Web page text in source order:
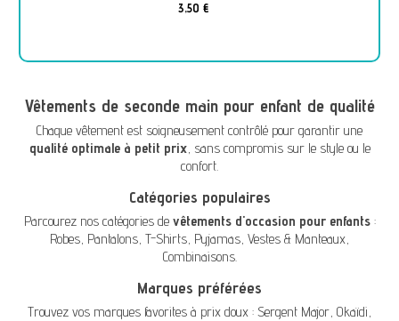
3,50 €
Vêtements de seconde main pour enfant de qualité
Chaque vêtement est soigneusement contrôlé pour garantir une
qualité optimale à petit prix, sans compromis sur le style ou le
confort.
Catégories populaires
Parcourez nos catégories de vêtements d'occasion pour enfants:
Robes, Pantalons, T-Shirts, Pyjamas, Vestes & Manteaux,
Combinaisons.
Marques préférées
Trouvez vos marques favorites à prix doux : Sergent Major, Okaïdi,